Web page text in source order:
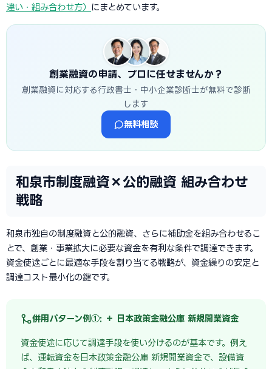
違い・組み合わせ方） にまとめています。
創業融資の申請、プロに任せませんか？
創業融資に対応する行政書士・中小企業診断士が無料で診断
します
無料相談
和泉市制度融資×公的融資 組み合わせ
戦略
和泉市独自の制度融資と公的融資、さらに補助金を組み合わせるこ
とで、創業・事業拡大に必要な資金を有利な条件で調達できます。
資金使途ごとに最適な手段を割り当てる戦略が、資金繰りの安定と
調達コスト最小化の鍵です。
併用パターン例①: ＋ 日本政策金融公庫 新規開業資金
資金使途に応じて調達手段を使い分けるのが基本です。例え
ば、運転資金を日本政策金融公庫 新規開業資金で、設備資